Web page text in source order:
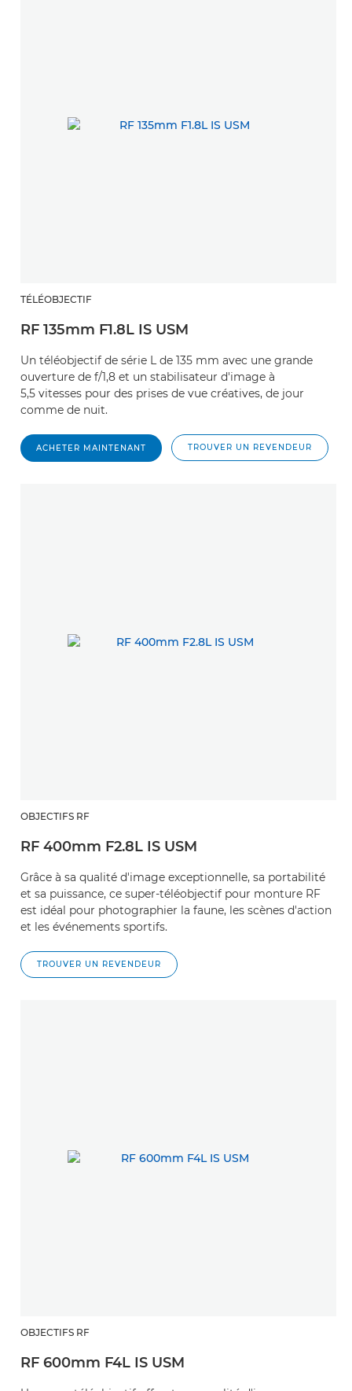
TÉLÉOBJECTIF
RF 135mm F1.8L IS USM
Un téléobjectif de série L de 135 mm avec une grande
ouverture de f/1,8 et un stabilisateur d'image à
5,5 vitesses pour des prises de vue créatives, de jour
comme de nuit.
ACHETER MAINTENANT TROUVER UN REVENDEUR
OBJECTIFS RF
RF 400mm F2.8L IS USM
Grâce à sa qualité d'image exceptionnelle, sa portabilité
et sa puissance, ce super-téléobjectif pour monture RF
est idéal pour photographier la faune, les scènes d'action
et les événements sportifs.
TROUVER UN REVENDEUR
OBJECTIFS RF
RF 600mm F4L IS USM